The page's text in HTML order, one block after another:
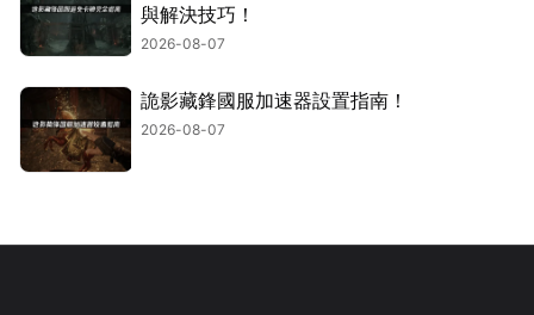
與解決技巧！
2026-08-07
詭影藏鋒國服加速器設置指南！
2026-08-07